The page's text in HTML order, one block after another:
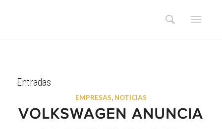
Entradas
EMPRESAS, NOTICIAS
VOLKSWAGEN ANUNCIA